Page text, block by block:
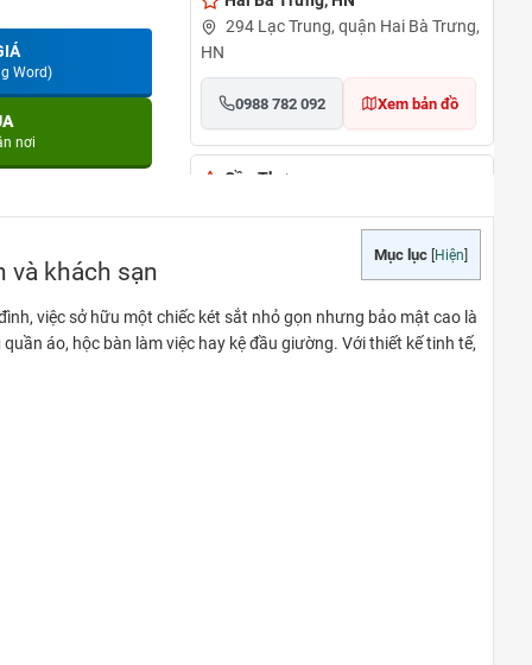
Word)
nơi
294 Lạc Trung, quận Hai Bà Trưng,
HN
0988 782 092 Xem bản đồ
Cần Thơ
Khánh, quận Ninh Kiều, TP Cần Thơ
Xem bản đồ
TẠI PHÚ QUỐC
Mục lục Hiện
và khách sạn
việc sở hữu một chiếc két sắt nhỏ gọn nhưng bảo mật cao là
quần áo, hộc bàn làm việc hay kệ đầu giường. Với thiết kế tinh tế,